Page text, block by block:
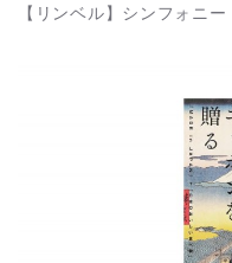
【リンベル】シンフォニー